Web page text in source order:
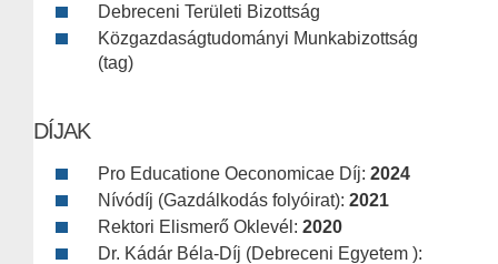
Debreceni Területi Bizottság
Közgazdaságtudományi Munkabizottság
(tag)
DÍJAK
Pro Educatione Oeconomicae Díj: 2024
Nívódíj (Gazdálkodás folyóirat): 2021
Rektori Elismerő Oklevél: 2020
Dr. Kádár Béla-Díj (Debreceni Egyetem ):